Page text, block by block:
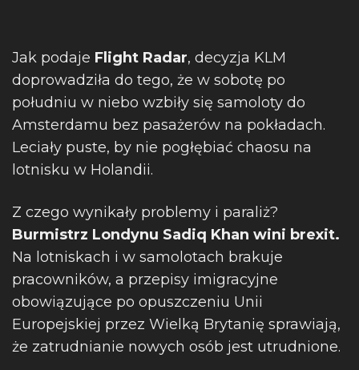
Jak podaje Flight Radar, decyzja KLM
doprowadziła do tego, że w sobotę po
południu w niebo wzbiły się samoloty do
Amsterdamu bez pasażerów na pokładach.
Leciały puste, by nie pogłębiać chaosu na
lotnisku w Holandii.
Z czego wynikały problemy i paraliż?
Burmistrz Londynu Sadiq Khan wini brexit.
Na lotniskach i w samolotach brakuje
pracowników, a przepisy imigracyjne
obowiązujące po opuszczeniu Unii
Europejskiej przez Wielką Brytanię sprawiają,
że zatrudnianie nowych osób jest utrudnione.